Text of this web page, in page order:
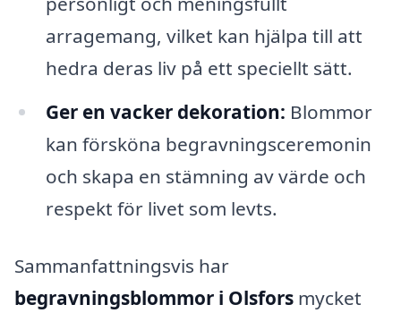
arragemang, vilket kan hjälpa till att
hedra deras liv på ett speciellt sätt.
Ger en vacker dekoration: Blommor
kan försköna begravningsceremonin
och skapa en stämning av värde och
respekt för livet som levts.
Sammanfattningsvis har
begravningsblommor i Olsfors mycket